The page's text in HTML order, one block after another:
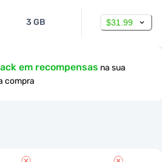
3 GB $31.99
em recompensas na sua
compra